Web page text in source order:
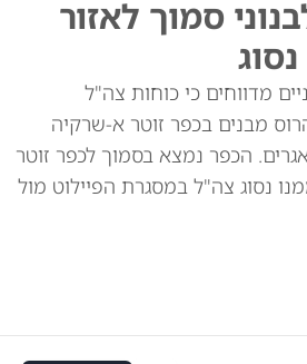
סמוך לאזור
מדווחים כי כוחות צה"ל
מבנים בכפר זוטר א-שרקיה
הכפר נמצא בסמוך לכפר זוטר
נסוג צה"ל במסגרת הפיילוט מול